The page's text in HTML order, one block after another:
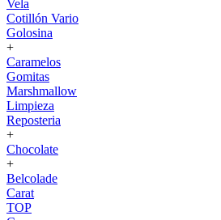
Vela
Cotillón Vario
Golosina
+
Caramelos
Gomitas
Marshmallow
Limpieza
Reposteria
+
Chocolate
+
Belcolade
Carat
TOP